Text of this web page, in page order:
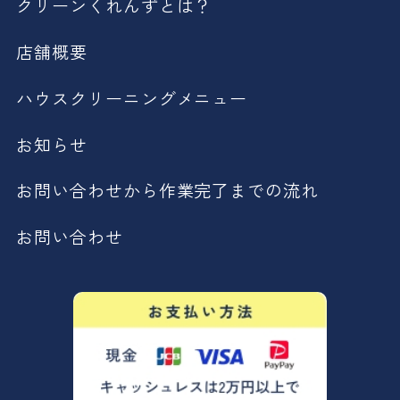
クリーンくれんずとは？
店舗概要
ハウスクリーニングメニュー
お知らせ
お問い合わせから作業完了までの流れ
お問い合わせ